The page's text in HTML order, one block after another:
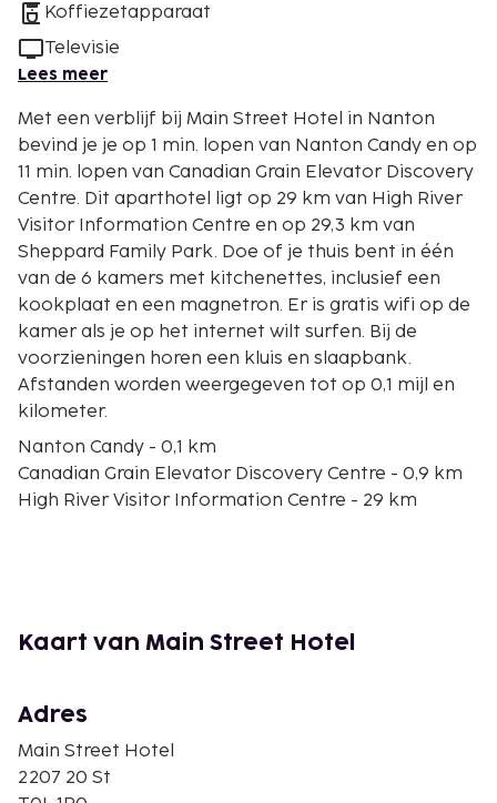
Koffiezetapparaat
Televisie
Lees meer
Met een verblijf bij Main Street Hotel in Nanton
bevind je je op 1 min. lopen van Nanton Candy en op
11 min. lopen van Canadian Grain Elevator Discovery
Centre. Dit aparthotel ligt op 29 km van High River
Visitor Information Centre en op 29,3 km van
Sheppard Family Park. Doe of je thuis bent in één
van de 6 kamers met kitchenettes, inclusief een
kookplaat en een magnetron. Er is gratis wifi op de
kamer als je op het internet wilt surfen. Bij de
voorzieningen horen een kluis en slaapbank.
Afstanden worden weergegeven tot op 0,1 mijl en
kilometer.
Nanton Candy - 0,1 km
Canadian Grain Elevator Discovery Centre - 0,9 km
High River Visitor Information Centre - 29 km
Maggie's Diner - 31,2 km
Willow Creek Provincial Park - 37,3 km
Chain Lakes Provincial Park - 37,9 km
Claresholm Aquatic Centre - 39,3 km
Claresholm Museum - 39,8 km
Kaart van Main Street Hotel
Adres
Main Street Hotel
2207 20 St